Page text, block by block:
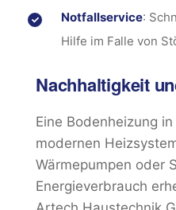
Notfallservice:
Hilfe im Falle von
Nachhaltigkeit
Eine Bodenheizung
modernen
Wärmepumpen oder
Energieverbrauch